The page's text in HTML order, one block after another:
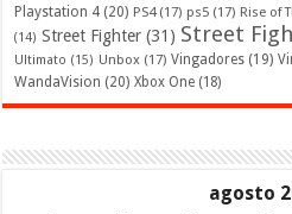
Playstation 4 (20) PS4(17) ps5 (17) Rise of
(14) Street Fighter (31) Street
Ultimato (15) Unbox (17) Vingadores (19)
WandaVision (20) Xbox One (18)
agosto